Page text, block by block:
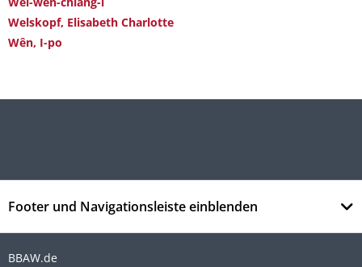
Welskopf, Elisabeth Charlotte
Wên, I-po
Footer und Navigationsleiste einblenden
BBAW.de